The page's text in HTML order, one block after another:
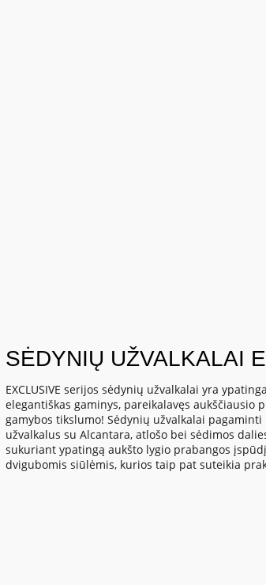
SĖDYNIŲ UŽVALKALAI
EXCLUSIVE serijos sėdynių užvalkalai yra
elegantiškas gaminys, pareikalavęs aukščiausio
gamybos tikslumo! Sėdynių užvalkalai
užvalkalus su Alcantara, atlošo bei sėdimos
sukuriant ypatingą aukšto lygio prabangos
dvigubomis siūlėmis, kurios taip pat suteikia